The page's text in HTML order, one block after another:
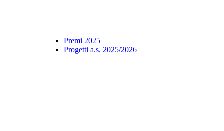
Premi 2025
Progetti a.s. 2025/2026